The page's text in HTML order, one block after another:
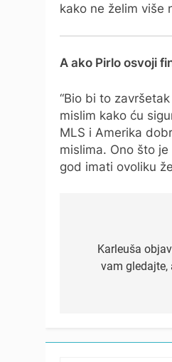
kako ne želim više
A ako Pirlo osvoji
“Bio bi to
mislim kako ću
MLS i Amerika
mislima. Ono što
god imati ovoliku
navigation
Karleuša
vam gledajte,